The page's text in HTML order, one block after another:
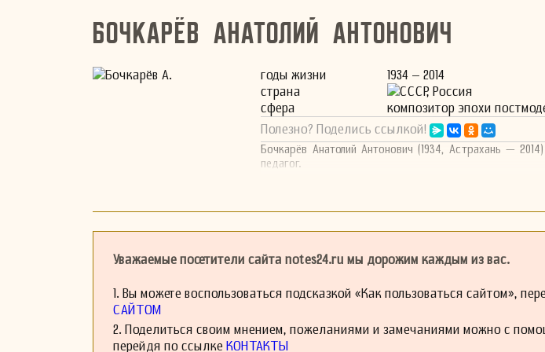
Бочкарёв Анатолий Антонович
годы жизни
1934 – 2014
страна
СССР, Россия
сфера
композитор эпохи
Полезно? Поделись ссылкой!
Бочкарёв Анатолий Антонович (1934, Астрахань —
педагог.
Уважаемые посетители сайта notes24.ru мы дорожим каждым из вас.
1. Вы можете воспользоваться подсказкой «Как пользоваться сайтом»,
САЙТОМ
2. Поделиться своим мнением, пожеланиями и замечаниями можно с
перейдя по ссылке КОНТАКТЫ